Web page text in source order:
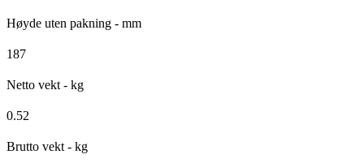
Høyde uten pakning - mm
187
Netto vekt - kg
0.52
Brutto vekt - kg